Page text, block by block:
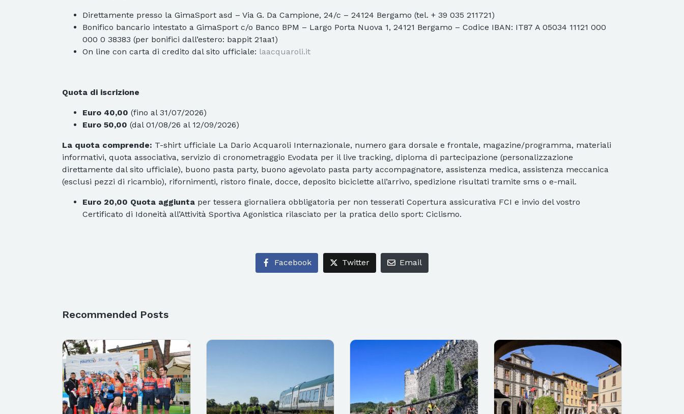
Direttamente presso la GimaSport asd – Via G. Da Campione, 24/c – 24124 Bergamo (tel. + 39 035 211721)
Bonifico bancario intestato a GimaSport c/o Banco BPM – Largo Porta Nuova 1, 24121 Bergamo – Codice IBAN: IT87 A 05034 11121 000
000 0 38383 (per bonifici dall’estero: bappit 21aa1)
On line con carta di credito dal sito ufficiale: laacquaroli.it
Quota di iscrizione
Euro 40,00 (fino al 31/07/2026)
Euro 50,00 (dal 01/08/26 al 12/09/2026)
La quota comprende: T-shirt ufficiale La Dario Acquaroli Internazionale, numero gara dorsale e frontale, magazine/programma, materiali
informativi, quota associativa, servizio di cronometraggio Evodata per il live tracking, diploma di partecipazione (personalizzazione
direttamente dal sito ufficiale), buono pasta party, buono agevolato pasta party accompagnatore, assistenza medica, assistenza meccanica
(esclusi pezzi di ricambio), rifornimenti, ristoro finale, docce, deposito biciclette all’arrivo, spedizione risultati tramite sms o e-mail.
Euro 20,00 Quota aggiunta per tessera giornaliera obbligatoria per non tesserati Copertura assicurativa FCI e invio del vostro
Certificato di Idoneità all’Attività Sportiva Agonistica rilasciato per la pratica dello sport: Ciclismo.
Facebook Twitter Email
Recommended Posts